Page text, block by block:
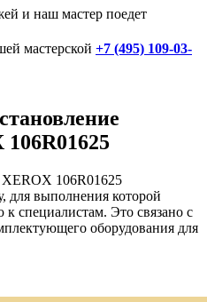
и наш мастер поедет
мастерской +7 (495) 109-03-
XEROX 106R01625
для выполнения которой
специалистам. Это связано с
оборудования для